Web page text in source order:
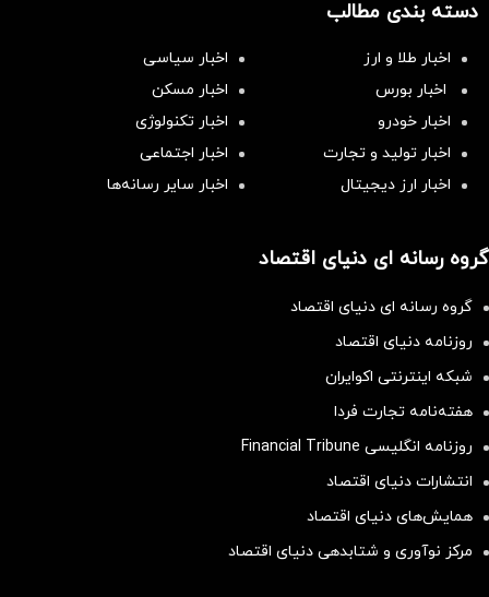
دسته بندی مطالب
اخبار طلا و ارز
اخبار سیاسی
اخبار بورس
اخبار مسکن
اخبار خودرو
اخبار تکنولوژی
اخبار تولید و تجارت
اخبار اجتماعی
اخبار ارز دیجیتال
اخبار سایر رسانه‌‌ها
گروه رسانه ای دنیای اقتصاد
گروه رسانه ای دنیای اقتصاد
روزنامه دنیای اقتصاد
شبکه اینترنتی اکوایران
هفته‌نامه تجارت فردا
روزنامه انگلیسی Financial Tribune
انتشارات دنیای اقتصاد
همایش‌های دنیای اقتصاد
مرکز نوآوری و شتابدهی دنیای اقتصاد